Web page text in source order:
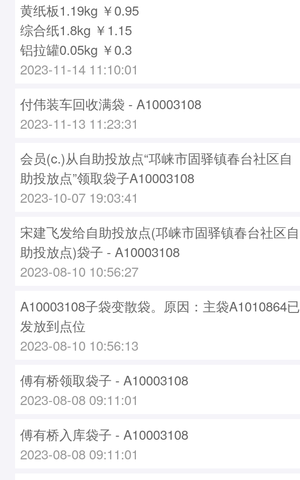
黄纸板1.19kg ￥0.95
综合纸1.8kg ￥1.15
铝拉罐0.05kg ￥0.3
2023-11-14 11:10:01
付伟装车回收满袋 - A10003108
2023-11-13 11:23:31
会员(c.)从自助投放点“邛崃市固驿镇春台社区自
助投放点”领取袋子A10003108
2023-10-07 19:03:41
宋建飞发给自助投放点(邛崃市固驿镇春台社区自
助投放点)袋子 - A10003108
2023-08-10 10:56:27
A10003108子袋变散袋。原因：主袋A1010864已
发放到点位
2023-08-10 10:56:13
傅有桥领取袋子 - A10003108
2023-08-08 09:11:01
傅有桥入库袋子 - A10003108
2023-08-08 09:11:01